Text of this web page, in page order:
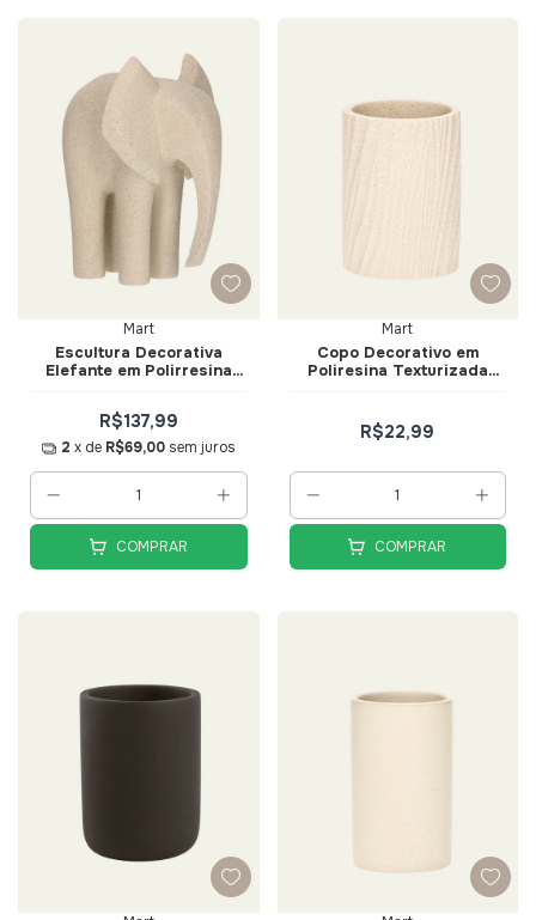
Mart
Escultura Decorativa
Elefante em Polirresina
R$137,99
2 x de R$69,00 sem juros
COMPRAR
Mart
Copo Decorativo em
Poliresina Texturizada
R$22,99
COMPRAR